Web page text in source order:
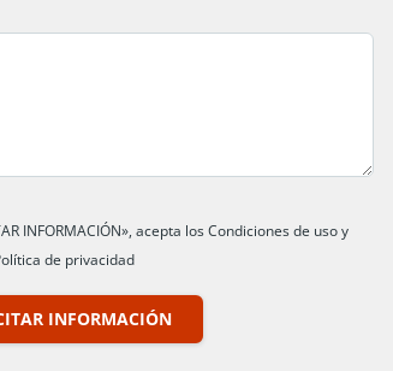
INFORMACIÓN», acepta los Condiciones de uso y
de privacidad
INFORMACIÓN